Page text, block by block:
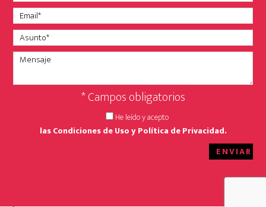
* Campos obligatorios
He leído y acepto
las Condiciones de Uso y Política de Privacidad.
Utilizamos cookies para ofrecerte la mejor experiencia en
Puedes aprender más sobre qué utilizamos o desactivarlas en los